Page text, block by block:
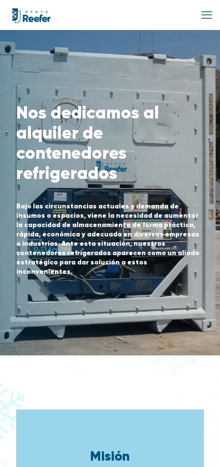
Nos dedicamos al
alquiler de
contenedores
refrigerados
Bajo las circunstancias actuales y demanda de
insumos o espacios, viene la necesidad de aumentar
la capacidad de almacenamiento de forma práctica,
rápida, económica y adecuada en diversas empresas
o industrias. Ante esta situación, nuestros
contenedores refrigerados aparecen como un aliado
estratégico para dar solución a estos
inconvenientes.
Misión